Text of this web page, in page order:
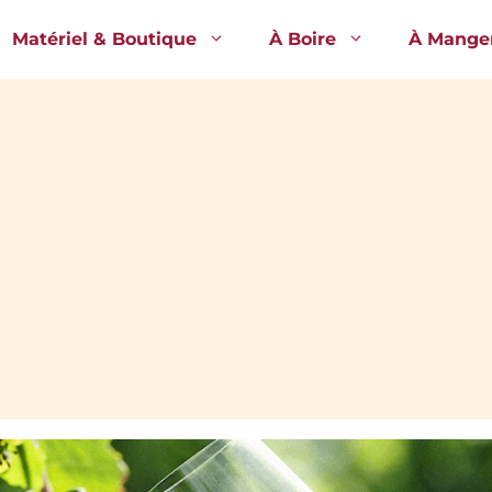
Matériel & Boutique À Boire À